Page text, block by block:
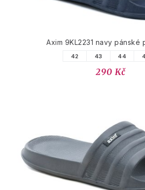
Axim 9KL2231 navy pánské
42 43 44
290 Kč